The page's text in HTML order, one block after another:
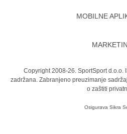
MOBILNE
Copyright 2008-26. SportSport d.o.o.
zadržana. Zabranjeno preuzimanje
o zaštiti
Osigurava Sikra